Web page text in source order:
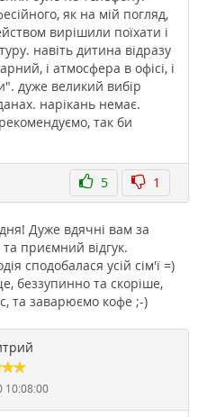
як на мій погляд,
вирішили поїхати і
навіть дитина відразу
і атмосфера в офісі, і
дуже великий вибір
нарікань немає.
так би
5 1
Дуже вдячні вам за
приємний відгук.
сподобалася усій сім'ї =)
беззупинно та скоріше,
та заварюємо кофе ;-)
10:08:00